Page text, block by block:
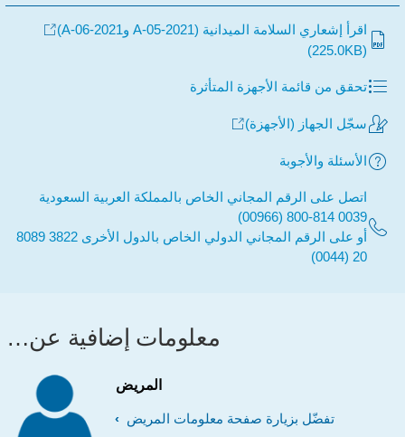
اقرأ إشعاري السلامة الميدانية (2021-05-A و2021-06-A)
(225.0KB)
تحقق من قائمة الأجهزة المتأثرة
سجّل الجهاز (الأجهزة)
الأسئلة والأجوبة
اتصل على الرقم المجاني الخاص بالمملكة العربية السعودية
0039 800-814 (00966)
أو على الرقم المجاني الدولي الخاص بالدول الأخرى 3822 8089
20 (0044)
معلومات إضافية عن…
المريض
تفضّل بزيارة صفحة معلومات المريض